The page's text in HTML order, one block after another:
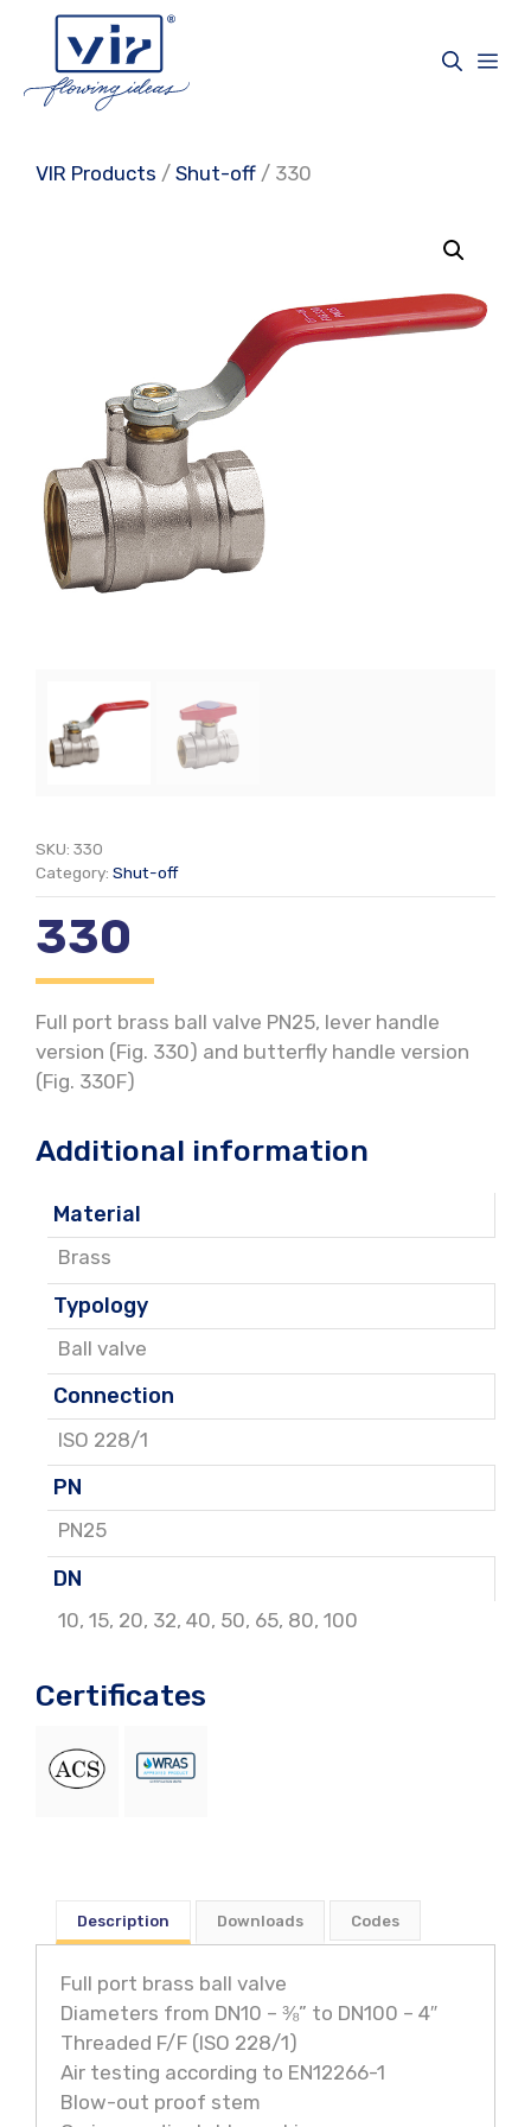
content
VIR Products / Shut-off / 330
SKU: 330
Category: Shut-off
330
Full port brass ball valve PN25, lever handle
version (Fig. 330) and butterfly handle version
(Fig. 330F)
Additional information
Material
Brass
Typology
Ball valve
Connection
ISO 228/1
PN
PN25
DN
10, 15, 20, 32, 40, 50, 65, 80, 100
Certificates
Description Downloads Codes
Full port brass ball valve
Diameters from DN10 – ⅜” to DN100 – 4″
Threaded F/F (ISO 228/1)
Air testing according to EN12266-1
Blow-out proof stem